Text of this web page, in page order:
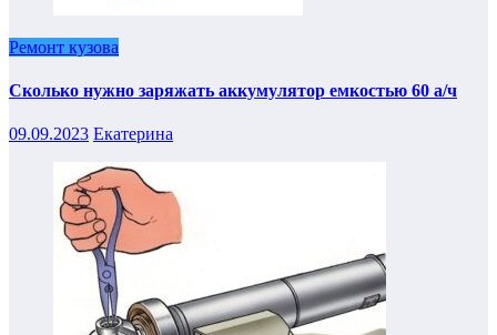
Ремонт кузова
Сколько нужно заряжать аккумулятор емкостью 60 а/ч
09.09.2023 Екатерина